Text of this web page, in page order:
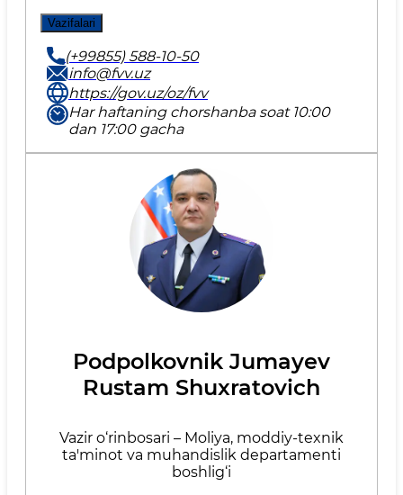
Vazifalari
(+99855) 588-10-50
info@fvv.uz
https://gov.uz/oz/fvv
Har haftaning chorshanba soat 10:00
dan 17:00 gacha
Podpolkovnik Jumayev
Rustam Shuxratovich
Vazir o‘rinbosari – Moliya, moddiy-texnik
ta'minot va muhandislik departamenti
boshlig‘i